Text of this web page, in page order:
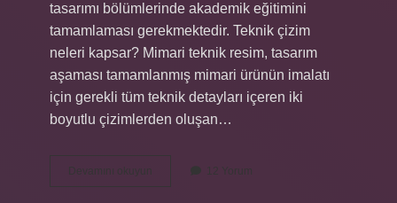
tasarımı bölümlerinde akademik eğitimini
tamamlaması gerekmektedir. Teknik çizim
neleri kapsar? Mimari teknik resim, tasarım
aşaması tamamlanmış mimari ürünün imalatı
için gerekli tüm teknik detayları içeren iki
boyutlu çizimlerden oluşan…
Devamını okuyun
Çizimci
12 Yorum